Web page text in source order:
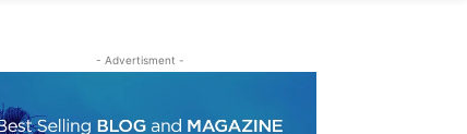
- Advertisment -